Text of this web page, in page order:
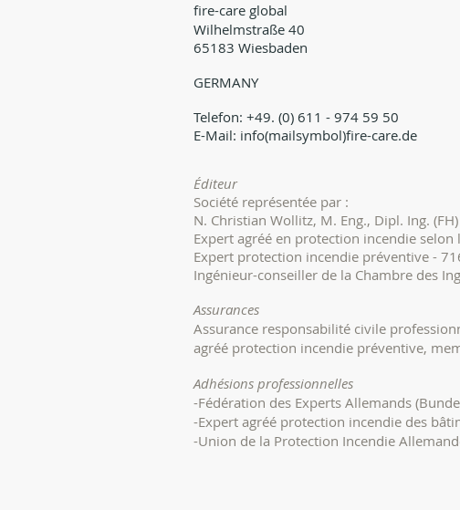
fire-care global
Wilhelmstraße 40
65183 Wiesbaden
GERMANY
Telefon: +49. (0) 611 - 974 59 50
E-Mail: info(mailsymbol)fire-care.de
Éditeur
Société représentée par :
N. Christian Wollitz, M. Eng., Dipl. Ing. (FH)
Expert agréé en protection incendie selon
Expert protection incendie préventive -
Ingénieur-conseiller de la Chambre des
Assurances
Assurance responsabilité civile
agréé protection incendie préventive,
Adhésions professionnelles
-Fédération des Experts Allemands
-Expert agréé protection incendie des
-Union de la Protection Incendie